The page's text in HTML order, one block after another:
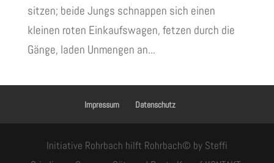
sitzen; beide Jungs schnappen sich einen
kleinen roten Einkaufswagen, fetzen durch die
Gänge, laden Unmengen an...
Impressum Datenschutz
Initiative Rohrbach hilft Rohrbach© by Steffi